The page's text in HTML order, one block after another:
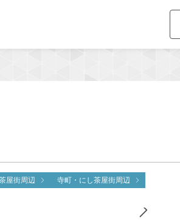
屋街周辺 寺町・にし茶屋街周辺